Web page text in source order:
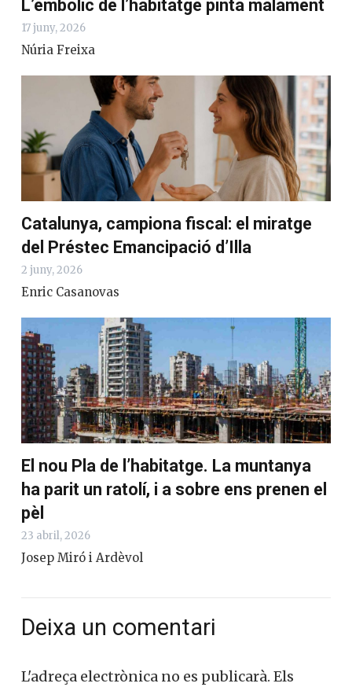
L’embolic de l’habitatge pinta malament
17 juny, 2026
Núria Freixa
Catalunya, campiona fiscal: el miratge
del Préstec Emancipació d’Illa
2 juny, 2026
Enric Casanovas
El nou Pla de l’habitatge. La muntanya
ha parit un ratolí, i a sobre ens prenen el
pèl
23 abril, 2026
Josep Miró i Ardèvol
Deixa un comentari
L'adreça electrònica no es publicarà. Els